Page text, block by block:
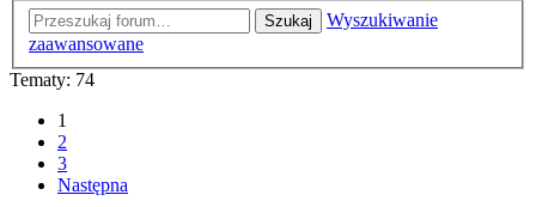
Szukaj
Wyszukiwanie
zaawansowane
Tematy: 74
1
2
3
Następna